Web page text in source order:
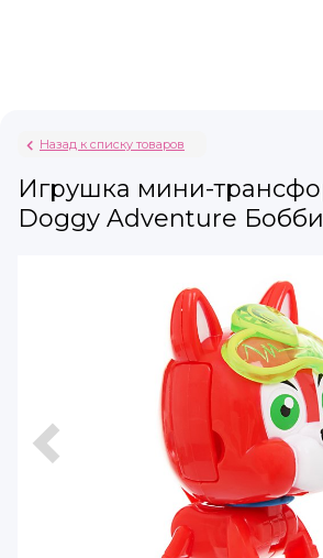
Назад к списку товаров
Игрушка мини-
Doggy Adventure Бобби